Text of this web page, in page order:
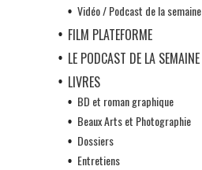
Vidéo / Podcast de la semaine
FILM PLATEFORME
LE PODCAST DE LA SEMAINE
LIVRES
BD et roman graphique
Beaux Arts et Photographie
Dossiers
Entretiens